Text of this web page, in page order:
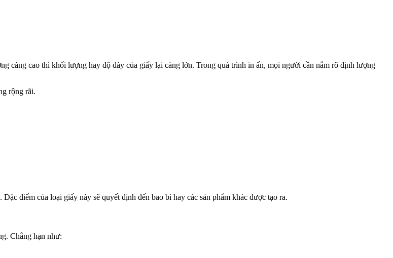
càng cao thì khối lượng hay độ dày của giấy lại càng lớn. Trong quá trình in ấn, mọi người cần nắm rõ định lượng
rộng rãi.
điểm của loại giấy này sẽ quyết định đến bao bì hay các sản phẩm khác được tạo ra.
Chẳng hạn như: